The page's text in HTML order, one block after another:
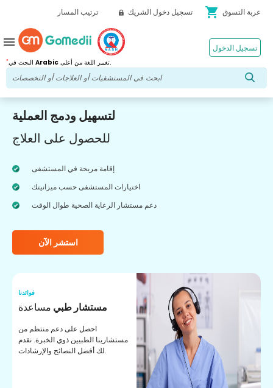
ترتيب المسار تسجيل دخول الشريك shopping_cart عربة التسوق
* Arabic تغيير اللغة من أعلى.
تسجيل الدخول menu
لتسهيل ودمج العملية
للحصول على العلاج
إقامة مريحة في المستشفى
اختيارات المستشفى حسب ميزانيتك
دعم مستشار الرعاية الصحية طوال الوقت
استشر الآن
فوائدنا
مستشار طبي مساعدة
احصل على دعم منتظم من
مستشارينا الطبيين ذوي الخبرة. نقدم
لك أفضل النصائح والإرشادات.